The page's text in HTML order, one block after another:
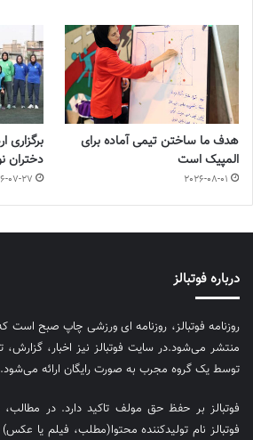
هدف ما ساختن تیمی آماده برای
المپیک است
2026-08-01
برگزاری
دختران
07-27
درباره فوتبالز
منتشر می‌شود.در سایت فوتبالز نیز اخبار،
توسط یک گروه مجرب به صورت رایگان ارائه می‌شود.
فوتبالز بر حفظ حق مولف تاکید دارد. در
فوتبالز نام تولیدکننده محتوا(مطلب، فیلم یا